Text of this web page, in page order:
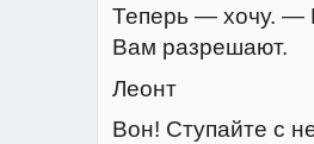
Теперь — хочу. —
Вам разрешают.
Леонт
Вон! Ступайте с